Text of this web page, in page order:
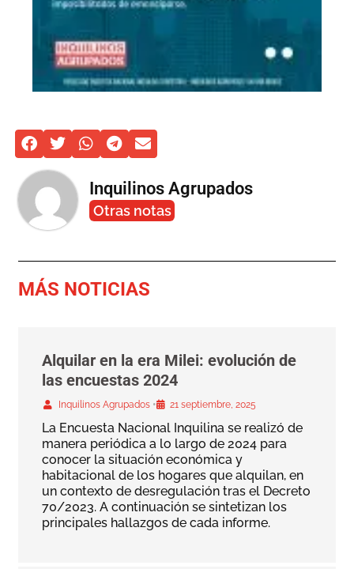
Inquilinos Agrupados
Otras notas
MÁS NOTICIAS
Alquilar en la era Milei: evolución de
las encuestas 2024
Inquilinos Agrupados • 21 septiembre, 2025
La Encuesta Nacional Inquilina se realizó de
manera periódica a lo largo de 2024 para
conocer la situación económica y
habitacional de los hogares que alquilan, en
un contexto de desregulación tras el Decreto
70/2023. A continuación se sintetizan los
principales hallazgos de cada informe.